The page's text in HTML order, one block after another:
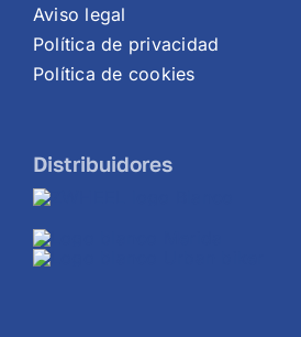
Aviso legal
Política de privacidad
Política de cookies
Distribuidores